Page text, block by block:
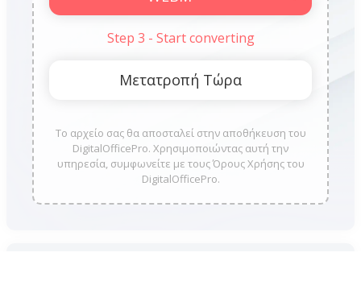
Step 3 - Start converting
Το αρχείο σας θα αποσταλεί στην αποθήκευση του
DigitalOfficePro. Χρησιμοποιώντας αυτή την
υπηρεσία, συμφωνείτε με τους Όρους Χρήσης του
DigitalOfficePro.